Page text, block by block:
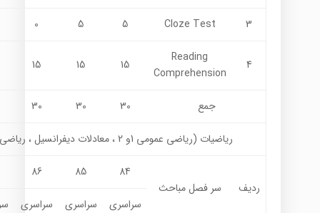
3
Cloze Test
5
5
0
4
Reading
Comprehension
15
15
15
جمع 30
30
30
ریاضیات (رياضي عمومي 1و 2 ، معادلات دیفرانسیل ، رياضي مهندسي)
ردیف سر فصل مباحث
84
85
86
سراسری سراسری سراسری